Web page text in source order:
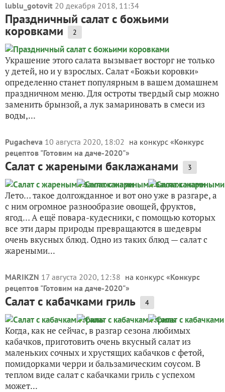
lublu_gotovit 20 декабря 2018, 11:34
Праздничный салат с божьими
коровками 2
Украшение этого салата вызывает восторг не только
у детей, но и у взрослых. Салат «Божьи коровки»
определенно станет популярным в вашем домашнем
праздничном меню. Для остроты твердый сыр можно
заменить брынзой, а лук замариновать в смеси из
воды,...
Pugacheva 10 августа 2020, 18:02 на конкурс «Конкурс
рецептов "Готовим на даче-2020"»
Салат с жареными баклажанами 3
Лето… такое долгожданное и вот оно уже в разгаре, а
с ним огромное разнообразие овощей, фруктов,
ягод… А ещё повара-кудесники, с помощью которых
все эти дары природы превращаются в шедевры
очень вкусных блюд. Одно из таких блюд — салат с
жареными...
MARIKZN 17 августа 2020, 12:38 на конкурс «Конкурс
рецептов "Готовим на даче-2020"»
Салат с кабачками гриль 4
Когда, как не сейчас, в разгар сезона любимых
кабачков, приготовить очень вкусный салат из
маленьких сочных и хрустящих кабачков с фетой,
помидорками черри и бальзамическим соусом. В
теплом виде салат с кабачками гриль с успехом
может...